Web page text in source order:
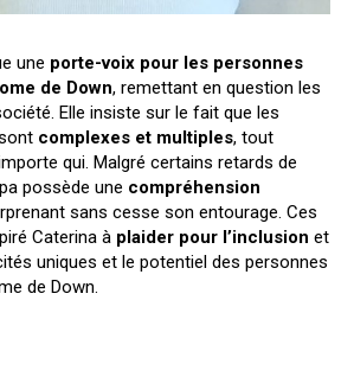
une porte-voix pour les personnes
de Down, remettant en question les
Elle insiste sur le fait que les
complexes et multiples, tout
qui. Malgré certains retards de
possède une compréhension
sans cesse son entourage. Ces
Caterina à plaider pour l’inclusion et
uniques et le potentiel des personnes
de Down.